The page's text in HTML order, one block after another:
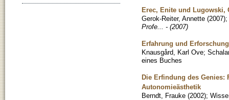
Erec, Enite und Lugowski,
Gerok-Reiter, Annette (2007);
Profe... - (2007)
Erfahrung und
Knausgård, Karl Ove;
eines Buches
Die Erfindung des Genies:
Autonomieästhetik
Berndt, Frauke (2002);